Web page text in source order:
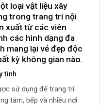
loại vật liệu xây
trong trang trí nội
xuất từ các viên
các hình dạng đa
mang lại vẻ đẹp độc
kỳ không gian nào.
tinh
sử dụng để trang trí
tắm, bếp và nhiều nơi